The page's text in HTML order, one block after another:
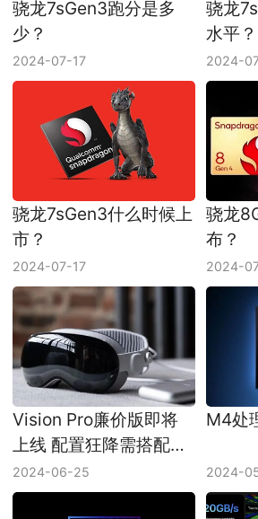
骁龙7sGen3跑分是多
少？
2024-07-17
骁龙
水平？
2024-
骁龙7sGen3什么时候上
市？
2024-07-17
骁龙
布？
2024-
Vision Pro廉价版即将
上线 配置狂降需搭配
iPhone或MAC使用
2024-06-25
M4处
2024-